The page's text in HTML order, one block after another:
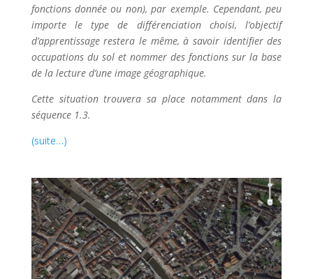
fonctions donnée ou non), par exemple. Cependant, peu
importe le type de différenciation choisi, l’objectif
d’apprentissage restera le même, à savoir identifier des
occupations du sol et nommer des fonctions sur la base
de la lecture d’une image géographique.
Cette situation trouvera sa place notamment dans la
séquence 1.3.
(suite…)